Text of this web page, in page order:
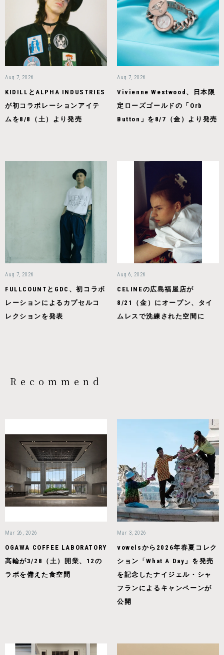
Aug 7, 2026
KIDILLとALPHA INDUSTRIES
が初コラボレーションアイテ
ムを8/8（土）より発売
Aug 7, 2026
Vivienne Westwood、日本限
定ローズゴールドの「Orb
Button」を8/7（金）より発売
Aug 7, 2026
FULLCOUNTとGDC、初コラボ
レーションによるカプセルコ
レクションを発表
Aug 6, 2026
CELINEの広島福屋店が
8/21（金）にオープン、タイ
ムレスで洗練された空間に
Recommend
Mar 26, 2026
OGAWA COFFEE LABORATORY
高輪が3/28（土）開業、12の
ラボを備えた食空間
Mar 3, 2026
vowelsから2026年春夏コレク
ション「What A Day」を発売
を記念したナイジェル・シャ
フランによるキャンペーンが
公開